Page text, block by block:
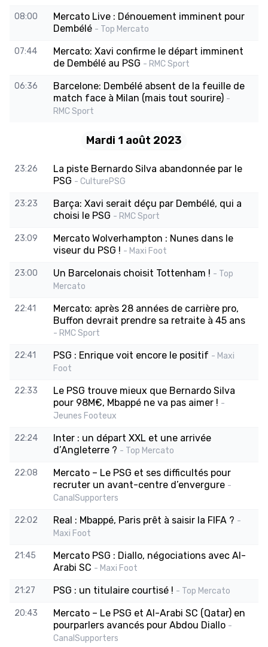
08:00
Mercato Live : Dénouement imminent pour
Dembélé - Top Mercato
07:44
Mercato: Xavi confirme le départ imminent
de Dembélé au PSG - RMC Sport
06:36
Barcelone: Dembélé absent de la feuille de
match face à Milan (mais tout sourire) -
RMC Sport
Mardi 1 août 2023
23:26
La piste Bernardo Silva abandonnée par le
PSG - CulturePSG
23:23
Barça: Xavi serait déçu par Dembélé, qui a
choisi le PSG - RMC Sport
23:09
Mercato Wolverhampton : Nunes dans le
viseur du PSG ! - Maxi Foot
23:00 Un Barcelonais choisit Tottenham ! - Top
Mercato
22:41
Mercato: après 28 années de carrière pro,
Buffon devrait prendre sa retraite à 45 ans
- RMC Sport
22:41 PSG : Enrique voit encore le positif - Maxi
Foot
22:33
Le PSG trouve mieux que Bernardo Silva
pour 98M€, Mbappé ne va pas aimer ! -
Jeunes Footeux
22:24
Inter : un départ XXL et une arrivée
d’Angleterre ? - Top Mercato
22:08
Mercato – Le PSG et ses difficultés pour
recruter un avant-centre d’envergure -
CanalSupporters
22:02 Real : Mbappé, Paris prêt à saisir la FIFA ? -
Maxi Foot
21:45
Mercato PSG : Diallo, négociations avec Al-
Arabi SC - Maxi Foot
21:27 PSG : un titulaire courtisé ! - Top Mercato
20:43
Mercato – Le PSG et Al-Arabi SC (Qatar) en
pourparlers avancés pour Abdou Diallo -
CanalSupporters